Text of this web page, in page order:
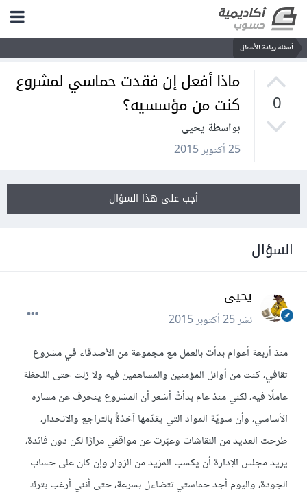
أسئلة ريادة الأعمال
0
ماذا أفعل إن فقدت حماسي لمشروع
كنت من مؤسسيه؟
بواسطة يحيى
25 أكتوبر 2015
أجب على هذا السؤال
السؤال
يحيى
نشر25 أكتوبر 2015
منذ أربعة أعوام بدأت بالعمل مع مجموعة من الأصدقاء في مشروع
ثقافي، كنت من أوائل المؤمنين والمساهمين فيه ولا زلت حتى اللحظة
عاملًا فيه، لكني منذ عام بدأتُ أشعر أن المشروع ينحرف عن مساره
الأساسي، وأن سويّة المواد التي يقدّمها آخذةً بالتراجع والانحدار،
طرحت العديد من النقاشات وعبّرت عن مواقفي مرارًا لكن دون فائدة،
يريد مجلس الإدارة أن يكسب المزيد من الزوار وإن كان على حساب
الجودة، واليوم أجد حماستي تتضاءل بسرعة، حتى أنني أرغب بترك